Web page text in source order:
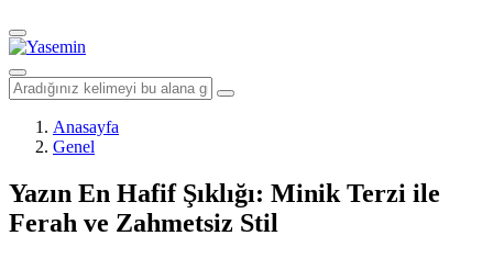
Anasayfa
Genel
Yazın En Hafif Şıklığı: Minik Terzi ile
Ferah ve Zahmetsiz Stil